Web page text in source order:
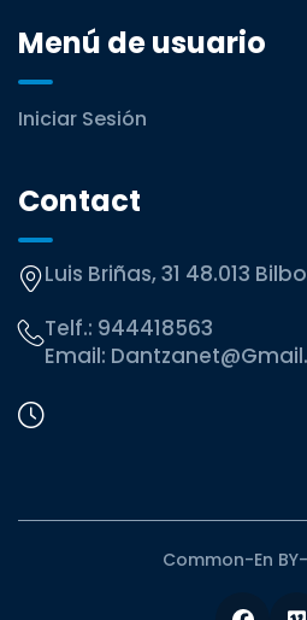
Menú de usuario
Iniciar Sesión
Contact
Luis Briñas, 31 48.013 Bilbo
Telf.: 944418563
Email:
Common-En